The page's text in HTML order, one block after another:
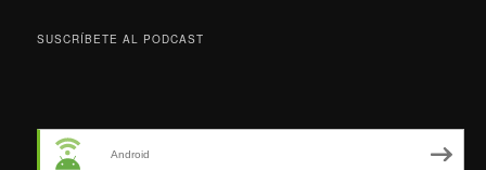
SUSCRÍBETE AL PODCAST
Android